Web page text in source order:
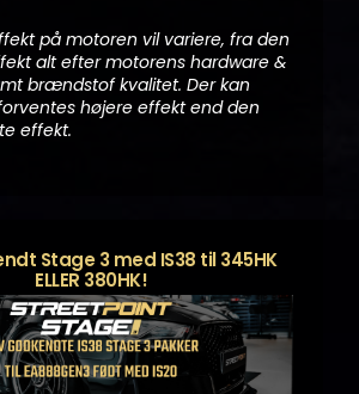
på motoren vil variere, fra den
alt efter motorens hardware &
brændstof kvalitet. Der kan
højere effekt end den
effekt.
Stage 3 med IS38 til 345HK
ELLER 380HK!